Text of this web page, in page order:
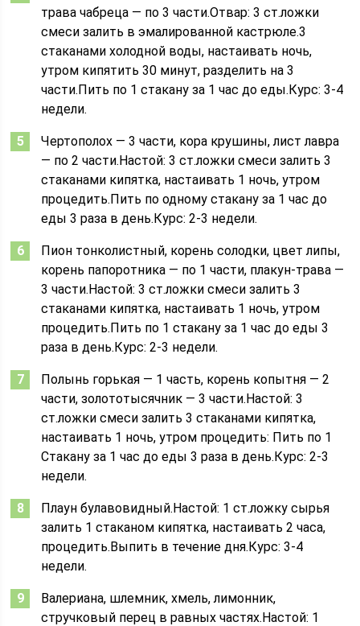
трава чабреца — по 3 части.Отвар: 3 ст.ложки
смеси залить в эмалированной кастрюле.3
стаканами холодной воды, настаивать ночь,
утром кипятить 30 минут, разделить на 3
части.Пить по 1 стакану за 1 час до еды.Курс: 3-4
недели.
Чертополох — 3 части, кора крушины, лист лавра
— по 2 части.Настой: 3 ст.ложки смеси залить 3
стаканами кипятка, настаивать 1 ночь, утром
процедить.Пить по одному стакану за 1 час до
еды 3 раза в день.Курс: 2-3 недели.
Пион тонколистный, корень солодки, цвет липы,
корень папоротника — по 1 части, плакун-трава —
3 части.Настой: 3 ст.ложки смеси залить 3
стаканами кипятка, настаивать 1 ночь, утром
процедить.Пить по 1 стакану за 1 час до еды 3
раза в день.Курс: 2-3 недели.
Полынь горькая — 1 часть, корень копытня — 2
части, золототысячник — 3 части.Настой: 3
ст.ложки смеси залить 3 стаканами кипятка,
настаивать 1 ночь, утром процедить: Пить по 1
Стакану за 1 час до еды 3 раза в день.Курс: 2-3
недели.
Плаун булавовидный.Настой: 1 ст.ложку сырья
залить 1 стаканом кипятка, настаивать 2 часа,
процедить.Выпить в течение дня.Курс: 3-4
недели.
Валериана, шлемник, хмель, лимонник,
стручковый перец в равных частях.Настой: 1